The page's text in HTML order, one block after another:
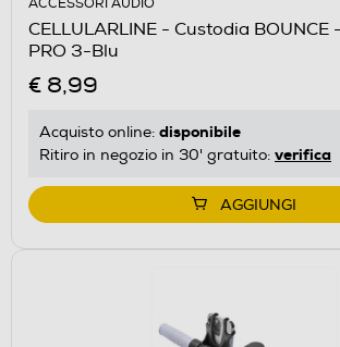
ACCESSORI AUDIO
CELLULARLINE - Custodia BOUNCE
PRO 3-Blu
€ 8,99
Acquisto online: disponibile
Ritiro in negozio in 30' gratuito: verifica
AGGIUNGI